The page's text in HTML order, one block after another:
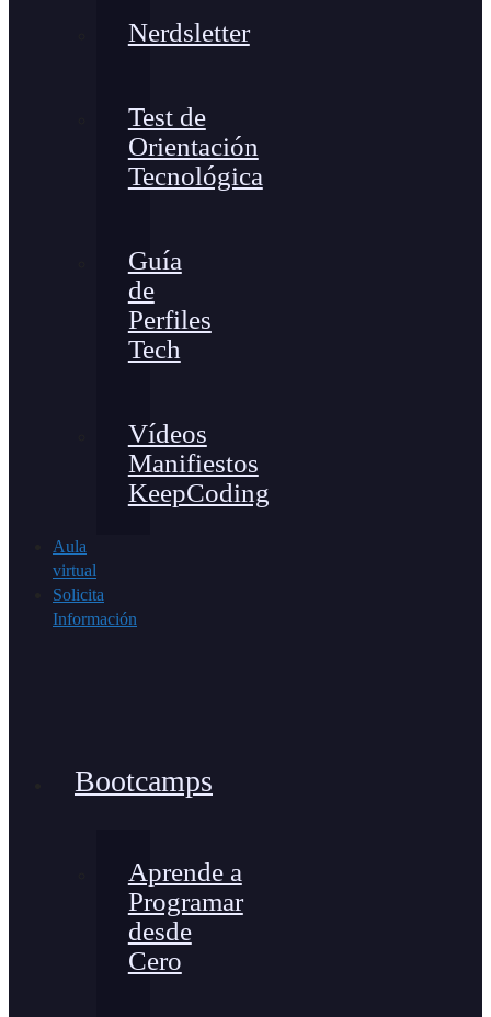
Nerdsletter
Test de
Orientación
Tecnológica
Guía
de
Perfiles
Tech
Vídeos
Manifiestos
KeepCoding
Aula
virtual
Solicita
Información
Bootcamps
Aprende a
Programar
desde
Cero